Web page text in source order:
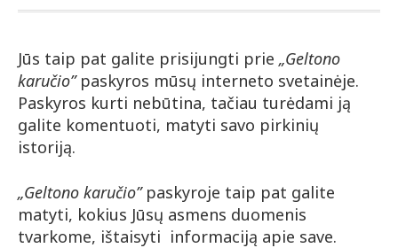
Jūs taip pat galite prisijungti prie „Geltono
karučio” paskyros mūsų interneto svetainėje.
Paskyros kurti nebūtina, tačiau turėdami ją
galite komentuoti, matyti savo pirkinių
istoriją.
„Geltono karučio” paskyroje taip pat galite
matyti, kokius Jūsų asmens duomenis
tvarkome, ištaisyti informaciją apie save.